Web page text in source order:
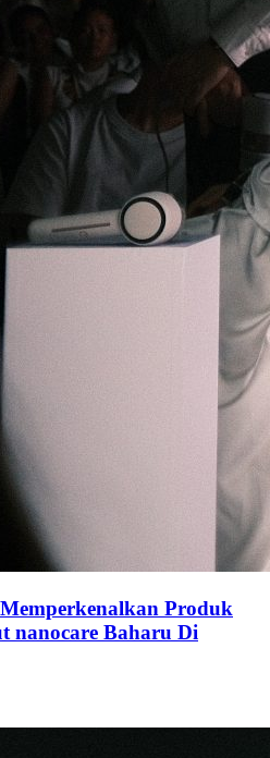
Produk
nanocare Baharu Di